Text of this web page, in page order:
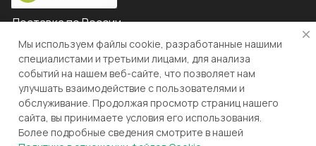
Доставка по России
© 2026 "ЛЕВША"
Конфиденциальность
Оферта
Разработка и поддержка gianit.ru
Мы используем файлы cookie, разработанные нашими
специалистами и третьими лицами, для анализа
событий на нашем веб-сайте, что позволяет нам
улучшать взаимодействие с пользователями и
обслуживание. Продолжая просмотр страниц нашего
сайта, вы принимаете условия его использования.
Более подробные сведения смотрите в нашей